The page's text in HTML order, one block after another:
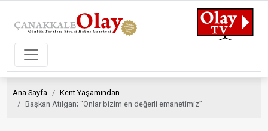
Ana Sayfa
Kent Yaşamından
Başkan Atılgan; “Onlar bizim en değerli emanetimiz”